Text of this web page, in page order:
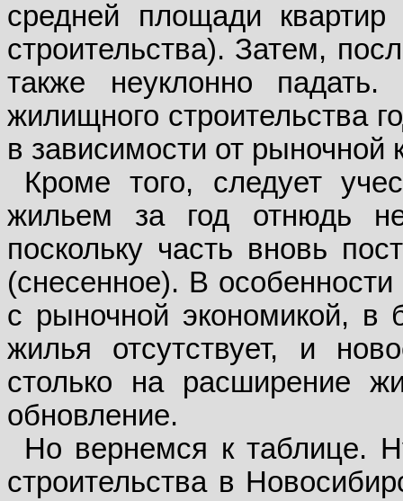
средней площади
строительства). Затем,
также неуклонно
жилищного строительства
в зависимости от рыночной
Кроме того, следует
жильем за год отнюдь
поскольку часть вновь
(снесенное). В
с рыночной экономикой, в
жилья отсутствует, и
столько на расширение
обновление.
Но вернемся к таблице.
строительства в